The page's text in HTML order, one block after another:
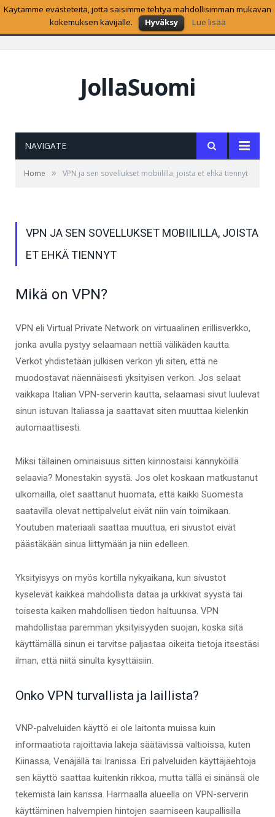
SUOSITUIMMAT
Sailfish OS 2.1.2.3 Kiiminkijoki on nyt ladattavissa
JollaSuomi
NAVIGATE
Home » VPN ja sen sovellukset mobiililla, joista et ehkä tiennyt
VPN JA SEN SOVELLUKSET MOBIILILLA, JOISTA
ET EHKÄ TIENNYT
Mikä on VPN?
VPN eli Virtual Private Network on virtuaalinen erillisverkko,
jonka avulla pystyy selaamaan nettiä välikäden kautta.
Verkot yhdistetään julkisen verkon yli siten, että ne
muodostavat näennäisesti yksityisen verkon. Jos selaat
vaikkapa Italian VPN-serverin kautta, selaamasi sivut luulevat
sinun istuvan Italiassa ja saattavat siten muuttaa kielenkin
automaattisesti.
Miksi tällainen ominaisuus sitten kiinnostaisi kännyköillä
selaavia? Monestakin syystä. Jos olet koskaan matkustanut
ulkomailla, olet saattanut huomata, että kaikki Suomesta
saatavilla olevat nettipalvelut eivät niin vain toimikaan.
Youtuben materiaali saattaa muuttua, eri sivustot eivät
päästäkään sinua liittymään ja niin edelleen.
Yksityisyys on myös kortilla nykyaikana, kun sivustot
kyselevät kaikkea mahdollista dataa ja urkkivat syystä tai
toisesta kaiken mahdollisen tiedon haltuunsa. VPN
mahdollistaa paremman yksityisyyden suojan, koska sitä
käyttämällä sinun ei tarvitse paljastaa oikeita tietoja itsestäsi
ilman, että niitä sinulta kysyttäisiin.
Onko VPN turvallista ja laillista?
VNP-palveluiden käyttö ei ole laitonta muissa kuin
informaatiota rajoittavia lakeja säätävissä valtioissa, kuten
Kiinassa, Venäjällä tai Iranissa. Eri palveluiden käyttäjäehtoja
sen käyttö saattaa kuitenkin rikkoa, mutta tällä ei sinänsä ole
tekemistä lain kanssa. Harmaalla alueella on VPN-serverin
käyttäminen halvempien hintojen saamiseen kaupallisilla
Käytämme evästeteitä, jotta saisimme tehtyä mahdollisimman mukavan
kokemuksen kävijälle.
Hyväksy Lue lisää